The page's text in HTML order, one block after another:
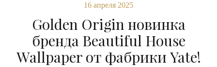
16 апреля 2025
Golden Origin новинка
бренда Beautiful House
Wallpaper от фабрики Yate!